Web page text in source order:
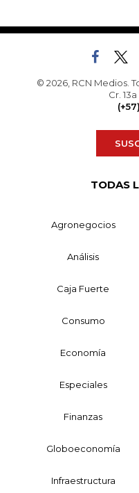
© 2026, RCN Medios.
Cr.
TODAS
Agronegocios
Análisis
Caja Fuerte
Consumo
Economía
Especiales
Finanzas
Globoeconomía
Infraestructura